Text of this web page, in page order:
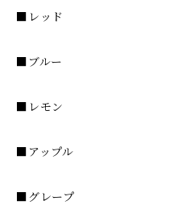
■レッド
■ブルー
■レモン
■アップル
■グレープ